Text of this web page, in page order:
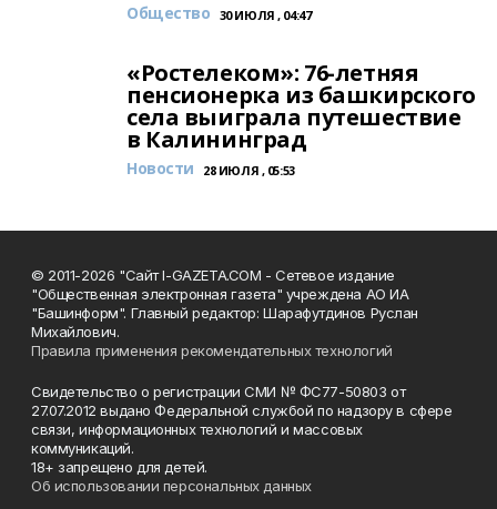
Общество 30 ИЮЛЯ , 04:47
«Ростелеком»: 76-летняя
пенсионерка из башкирского
села выиграла путешествие
в Калининград
Новости 28 ИЮЛЯ , 05:53
© 2011-2026 "Сайт I-GAZETA.COM - Сетевое издание
"Общественная электронная газета" учреждена АО ИА
"Башинформ". Главный редактор: Шарафутдинов Руслан
Михайлович.
Правила применения рекомендательных технологий
Свидетельство о регистрации СМИ № ФС77-50803 от
27.07.2012 выдано Федеральной службой по надзору в сфере
связи, информационных технологий и массовых
коммуникаций.
18+ запрещено для детей.
Об использовании персональных данных